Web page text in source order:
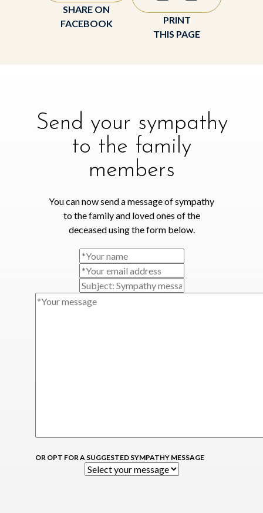
SHARE ON
FACEBOOK
PRINT
THIS PAGE
Send your sympathy
to the family
members
You can now send a message of sympathy
to the family and loved ones of the
deceased using the form below.
OR OPT FOR A SUGGESTED SYMPATHY MESSAGE